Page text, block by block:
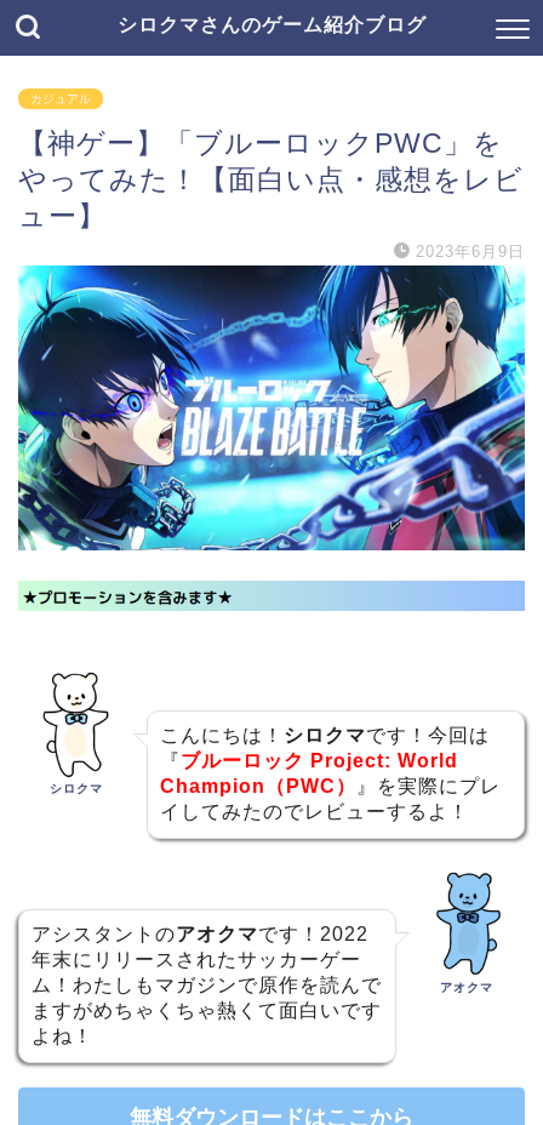
シロクマさんのゲーム紹介ブログ
カジュアル
【神ゲー】「ブルーロックPWC」を
やってみた！【面白い点・感想をレビ
ュー】
2023年6月9日
シロクマ
こんにちは！ シロクマです！今回は
『ブルーロック Project: World
Champion（PWC）
』を実際にプレ
イしてみたのでレビューするよ！
アシスタントのアオクマです！2022
年末にリリースされたサッカーゲー
ム！わたしもマガジンで原作を読んで
ますがめちゃくちゃ熱くて面白いです
よね！
アオクマ
無料ダウンロードはここから